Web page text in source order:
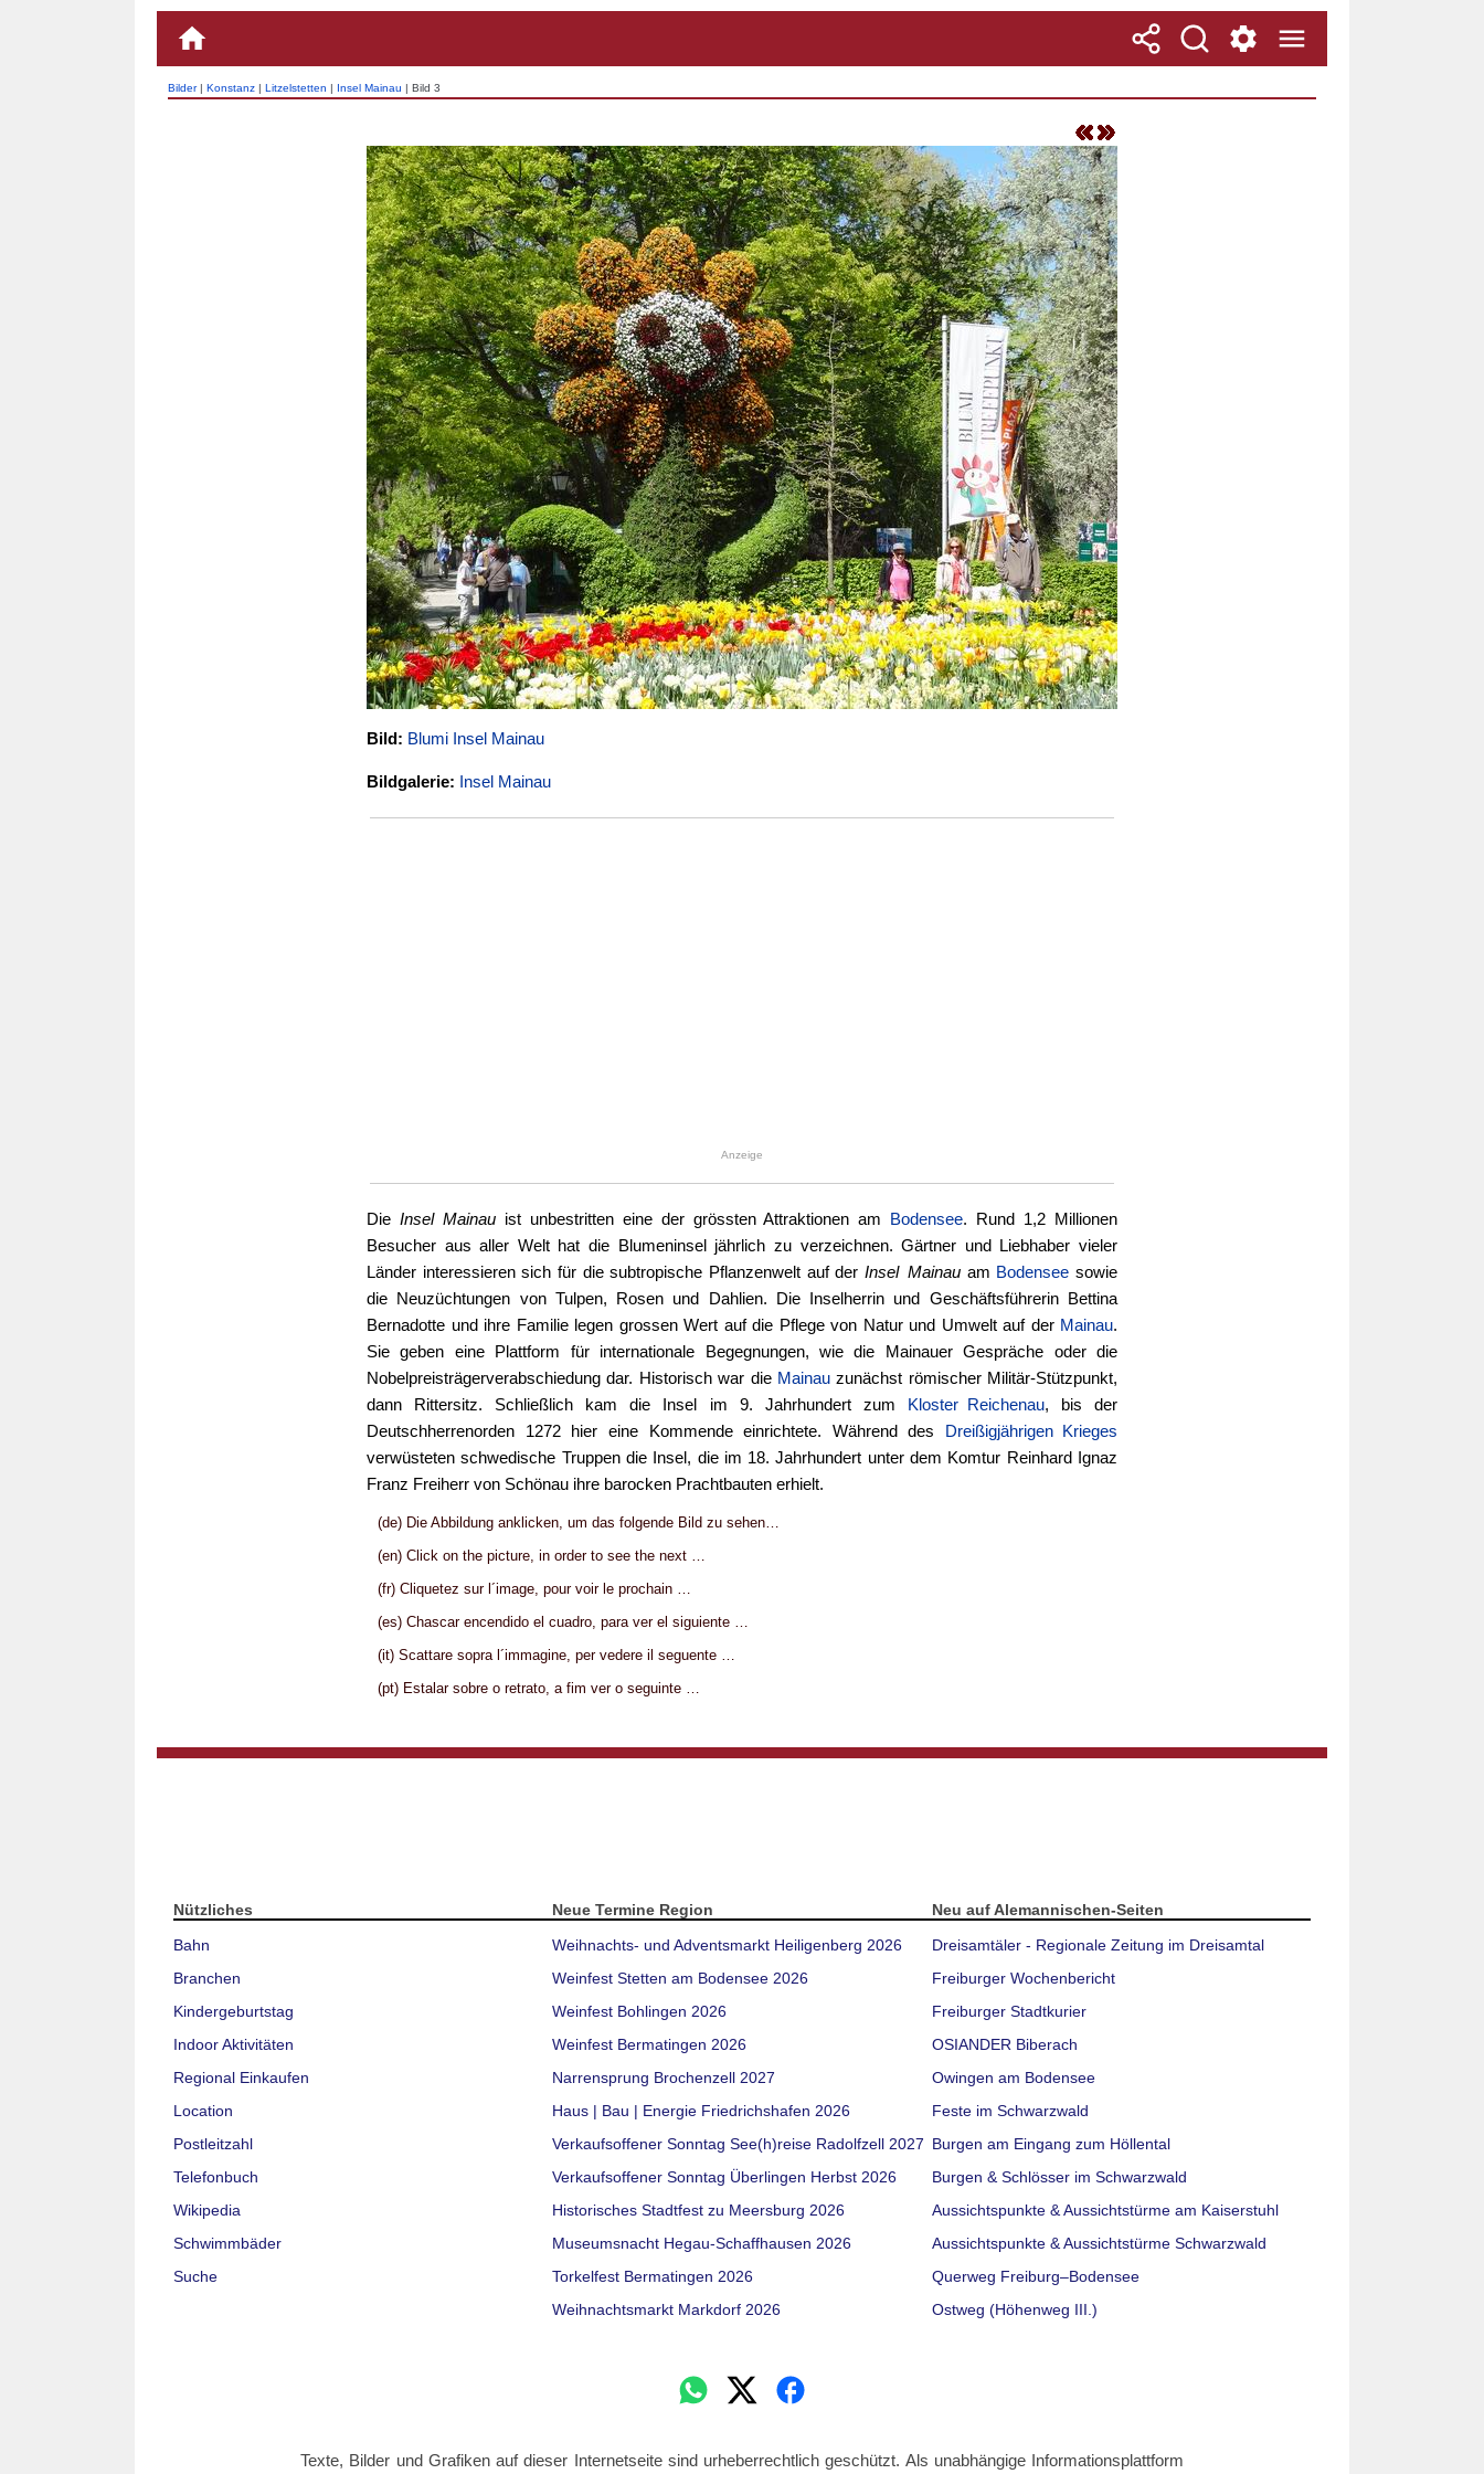
Bilder| Konstanz | Litzelstetten | Insel Mainau | Bild 3
Bild: Blumi Insel Mainau
Bildgalerie: Insel Mainau
Anzeige
Die Insel Mainauist unbestritten eine der grössten Attraktionen am Bodensee. Rund 1,2 Millionen
Besucher aus aller Welt hat die Blumeninsel jährlich zu verzeichnen. Gärtner und Liebhaber vieler
Länder interessieren sich für die subtropische Pflanzenwelt auf der Insel Mainau am Bodensee sowie
die Neuzüchtungen von Tulpen, Rosen und Dahlien. Die Inselherrin und Geschäftsführerin Bettina
Bernadotte und ihre Familie legen grossen Wert auf die Pflege von Natur und Umwelt auf der Mainau.
Sie geben eine Plattform für internationale Begegnungen, wie die Mainauer Gespräche oder die
Nobelpreisträgerverabschiedung dar. Historisch war die Mainauzunächst römischer Militär-Stützpunkt,
dann Rittersitz. Schließlich kam die Insel im 9. Jahrhundert zum Kloster Reichenau, bis der
Deutschherrenorden 1272 hier eine Kommende einrichtete. Während des Dreißigjährigen Krieges
verwüsteten schwedische Truppen die Insel, die im 18. Jahrhundert unter dem Komtur Reinhard Ignaz
Franz Freiherr von Schönau ihre barocken Prachtbauten erhielt.
(de) Die Abbildung anklicken, um das folgende Bild zu sehen…
(en) Click on the picture, in order to see the next …
(fr) Cliquetez sur l´image, pour voir le prochain …
(es) Chascar encendido el cuadro, para ver el siguiente …
(it) Scattare sopra l´immagine, per vedere il seguente …
(pt) Estalar sobre o retrato, a fim ver o seguinte …
Nützliches
Bahn
Branchen
Kindergeburtstag
Indoor Aktivitäten
Regional Einkaufen
Location
Postleitzahl
Telefonbuch
Wikipedia
Schwimmbäder
Suche
Neue Termine Region
Weihnachts- und Adventsmarkt Heiligenberg 2026
Weinfest Stetten am Bodensee 2026
Weinfest Bohlingen 2026
Weinfest Bermatingen 2026
Narrensprung Brochenzell 2027
Haus | Bau | Energie Friedrichshafen 2026
Verkaufsoffener Sonntag See(h)reise Radolfzell 2027
Verkaufsoffener Sonntag Überlingen Herbst 2026
Historisches Stadtfest zu Meersburg 2026
Museumsnacht Hegau-Schaffhausen 2026
Torkelfest Bermatingen 2026
Weihnachtsmarkt Markdorf 2026
Neu auf Alemannischen-Seiten
Dreisamtäler - Regionale Zeitung im Dreisamtal
Freiburger Wochenbericht
Freiburger Stadtkurier
OSIANDER Biberach
Owingen am Bodensee
Feste im Schwarzwald
Burgen am Eingang zum Höllental
Burgen & Schlösser im Schwarzwald
Aussichtspunkte & Aussichtstürme am Kaiserstuhl
Aussichtspunkte & Aussichtstürme Schwarzwald
Querweg Freiburg–Bodensee
Ostweg (Höhenweg III.)
Texte, Bilder und Grafiken auf dieser Internetseite sind urheberrechtlich geschützt. Als unabhängige Informationsplattform